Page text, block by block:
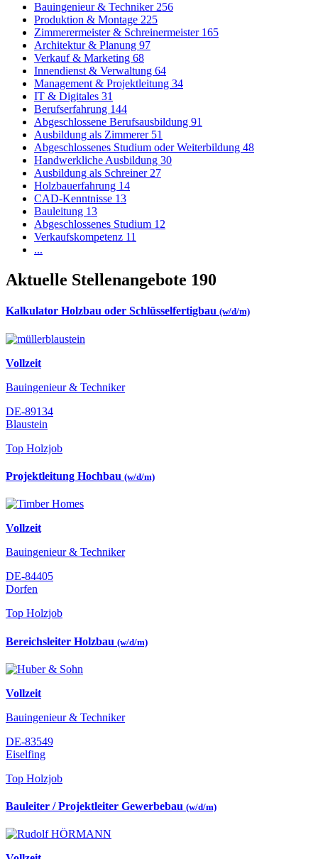
Bauingenieur & Techniker 256
Produktion & Montage 225
Zimmerermeister & Schreinermeister 165
Architektur & Planung 97
Verkauf & Marketing 68
Innendienst & Verwaltung 64
Management & Projektleitung 34
IT & Digitales 31
Berufserfahrung 144
Abgeschlossene Berufsausbildung 91
Ausbildung als Zimmerer 51
Abgeschlossenes Studium oder Weiterbildung 48
Handwerkliche Ausbildung 30
Ausbildung als Schreiner 27
Holzbauerfahrung 14
CAD-Kenntnisse 13
Bauleitung 13
Abgeschlossenes Studium 12
Verkaufskompetenz 11
...
Aktuelle Stellenangebote 190
Kalkulator Holzbau oder Schlüsselfertigbau (w/d/m)
Vollzeit
Bauingenieur & Techniker
DE-89134
Blaustein
Top Holzjob
Projektleitung Hochbau (w/d/m)
Vollzeit
Bauingenieur & Techniker
DE-84405
Dorfen
Top Holzjob
Bereichsleiter Holzbau (w/d/m)
Vollzeit
Bauingenieur & Techniker
DE-83549
Eiselfing
Top Holzjob
Bauleiter / Projektleiter Gewerbebau (w/d/m)